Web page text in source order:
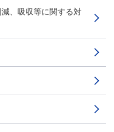
、吸収等に関する対